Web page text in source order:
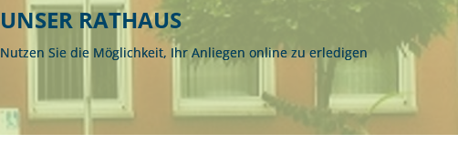
UNSER RATHAUS
Nutzen Sie die Möglichkeit, Ihr Anliegen online zu erledigen